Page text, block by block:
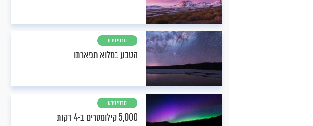
סרטי טבע
הטבע במלוא תפארתו
סרטי טבע
5,000 קילומטרים ב-4 דקות